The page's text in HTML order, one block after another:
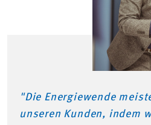
"Die Energiewende
unseren Kunden, indem